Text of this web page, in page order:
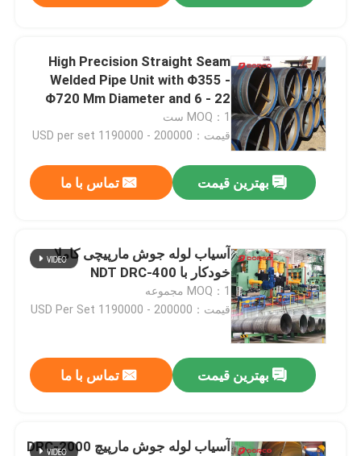
High Precision Straight Seam
Welded Pipe Unit with Φ355 -
Φ720 Mm Diameter and 6 - 22
Mm Thickness for Construction
Pipe Piles
MOQ：1 ست
قیمت：200000 - 1190000 USD per set
بهترین قیمت تماس با ما
آسیاب لوله جوش مارپیچی کاملا
خودکار با NDT DRC-400
MOQ：1 مجموعه
قیمت：200000 - 1190000 USD Per Set
بهترین قیمت تماس با ما
آسیاب لوله جوش مارپیچ DRC-2000